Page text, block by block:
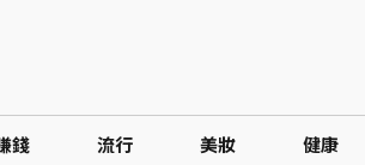
錢 流行 美妝 健康